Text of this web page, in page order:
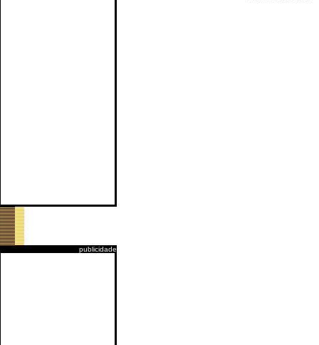
publicidade